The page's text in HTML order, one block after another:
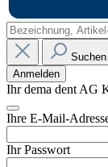
Suchen
Anmelden
Ihr dema dent AG
Ihre E-Mail-
Ihr Passwort